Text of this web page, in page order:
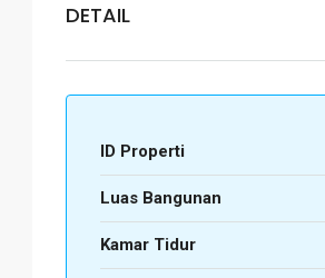
DETAIL
ID Properti
Luas Bangunan
Kamar Tidur